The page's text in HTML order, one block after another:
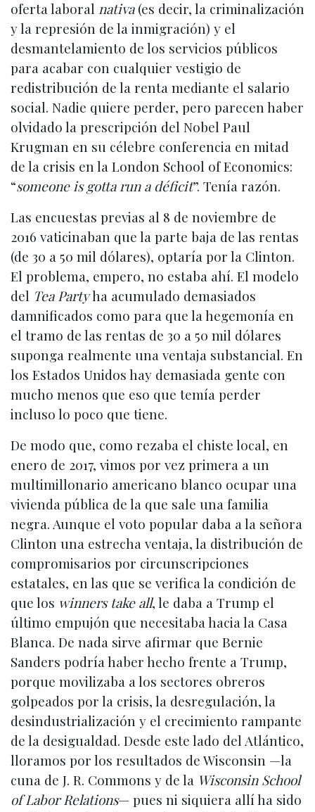
oferta laboral nativa(es decir, la criminalización
y la represión de la inmigración) y el
desmantelamiento de los servicios públicos
para acabar con cualquier vestigio de
redistribución de la renta mediante el salario
social. Nadie quiere perder, pero parecen haber
olvidado la prescripción del Nobel Paul
Krugman en su célebre conferencia en mitad
de la crisis en la London School of Economics:
“someone is gotta run a déficit”. Tenía razón.
Las encuestas previas al 8 de noviembre de
2016 vaticinaban que la parte baja de las rentas
(de 30 a 50 mil dólares), optaría por la Clinton.
El problema, empero, no estaba ahí. El modelo
del Tea Partyha acumulado demasiados
damnificados como para que la hegemonía en
el tramo de las rentas de 30 a 50 mil dólares
suponga realmente una ventaja substancial. En
los Estados Unidos hay demasiada gente con
mucho menos que eso que temía perder
incluso lo poco que tiene.
De modo que, como rezaba el chiste local, en
enero de 2017, vimos por vez primera a un
multimillonario americano blanco ocupar una
vivienda pública de la que sale una familia
negra. Aunque el voto popular daba a la señora
Clinton una estrecha ventaja, la distribución de
compromisarios por circunscripciones
estatales, en las que se verifica la condición de
que los winners take all, le daba a Trump el
último empujón que necesitaba hacia la Casa
Blanca. De nada sirve afirmar que Bernie
Sanders podría haber hecho frente a Trump,
porque movilizaba a los sectores obreros
golpeados por la crisis, la desregulación, la
desindustrialización y el crecimiento rampante
de la desigualdad. Desde este lado del Atlántico,
lloramos por los resultados de Wisconsin —la
cuna de J. R. Commons y de la Wisconsin School
of Labor Relations— pues ni siquiera allí ha sido